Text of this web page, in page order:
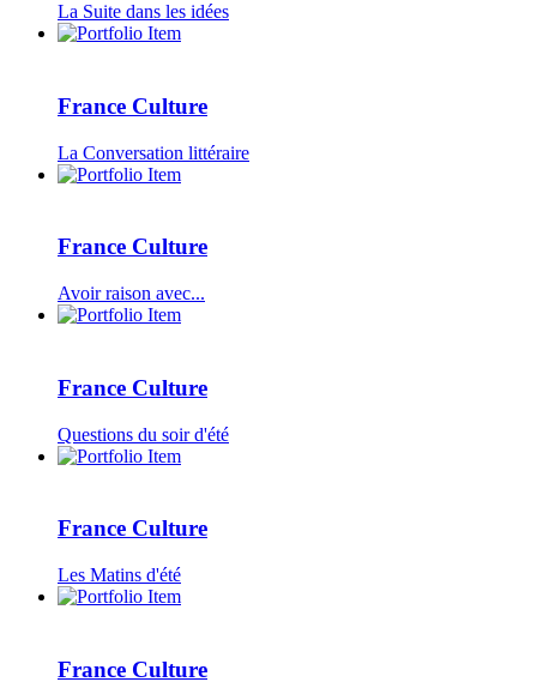
La Suite dans les idées
France Culture
La Conversation littéraire
France Culture
Avoir raison avec...
France Culture
Questions du soir d'été
France Culture
Les Matins d'été
France Culture